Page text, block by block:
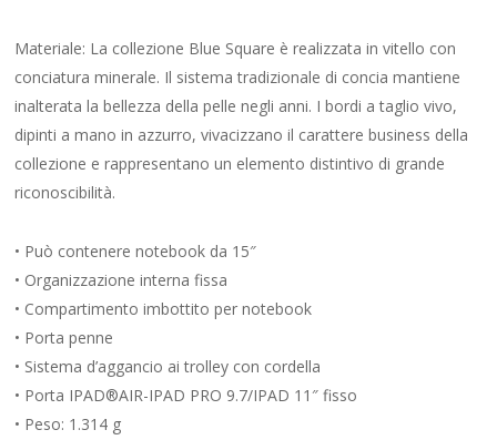
Materiale: La collezione Blue Square è realizzata in vitello con
conciatura minerale. Il sistema tradizionale di concia mantiene
inalterata la bellezza della pelle negli anni. I bordi a taglio vivo,
dipinti a mano in azzurro, vivacizzano il carattere business della
collezione e rappresentano un elemento distintivo di grande
riconoscibilità.
• Può contenere notebook da 15″
• Organizzazione interna fissa
• Compartimento imbottito per notebook
• Porta penne
• Sistema d’aggancio ai trolley con cordella
• Porta IPAD®AIR-IPAD PRO 9.7/IPAD 11″ fisso
• Peso: 1.314 g